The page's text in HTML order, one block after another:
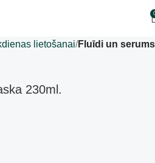
lietošanai Fluīdi un serums
230ml.